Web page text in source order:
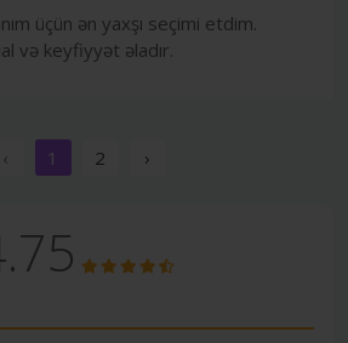
üçün ən yaxşı seçimi etdim.
və keyfiyyət əladır.
‹ 1 2 ›